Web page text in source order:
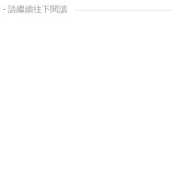
- 請繼續往下閱讀